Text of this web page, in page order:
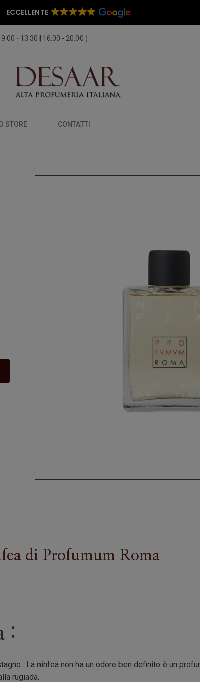
ECCELLENTE
9:00 - 13:30 | 16:00 - 20:00 )
STORE CONTATTI
di Profumum Roma
:
. La ninfea non ha un odore ben definito è un
rugiada.